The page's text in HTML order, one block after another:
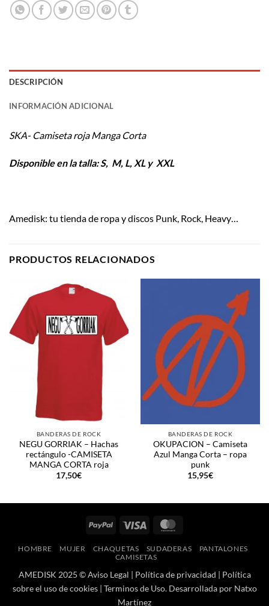
DESCRIPCIÓN
INFORMACIÓN ADICIONAL
SKA- Camiseta roja Manga Corta
Disponible en la talla: S, M, L, XL y XXL
Amedisk: tu tienda de ropa y discos Punk, Rock, Heavy…
PRODUCTOS RELACIONADOS
BANDERAS DE ROCK
NEGU GORRIAK – Hachas
rectángulo -CAMISETA
MANGA CORTA roja
17,50€
BANDERAS DE ROCK
OKUPACION – Camiseta
Azul Manga Corta – ropa
punk
15,95€
PayPal Visa
HOMBRE MUJER CHAQUETAS SUDADERAS
PANTALONES
CAMISETAS
AMEDISK 2025 ©Aviso Legal Política de privacidad
Política
sobre el uso de cookies| Terminos de Uso. Desarrollada por Natxo
Martínez